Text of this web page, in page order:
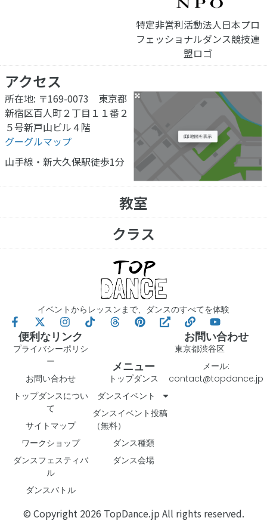
特定非営利活動法人日本プロ
フェッショナルダンス競技連
盟ロゴ
アクセス
所在地: 〒169-0073 東京都
新宿区百人町２丁目１１番２
５号新戸山ビル４階
グーグルマップ
山手線・新大久保駅徒歩1分
教室
クラス
イベントからレッスンまで、ダンスのすべてを体験
便利なリンク
プライバシーポリシ
ー
お問い合わせ
トップダンスについ
て
サイトマップ
ワークショップ
ダンスフェスティバ
ル
ダンスバトル
メニュー
トップダンス
ダンスイベント
ダンスイベント投稿
（無料）
ダンス種類
ダンス会場
お問い合わせ
東京都渋谷区
メール:
contact@topdance.jp
© Copyright 2026 TopDance.jp All rights reserved.